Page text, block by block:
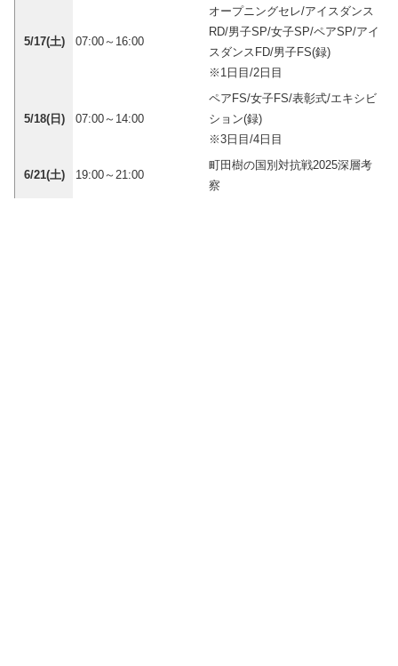
5/17(土) 07:00～16:00
オープニングセレ/アイスダンス
RD/男子SP/女子SP/ペアSP/アイ
スダンスFD/男子FS(録)
※1日目/2日目
5/18(日) 07:00～14:00
ペアFS/女子FS/表彰式/エキシビ
ション(録)
※3日目/4日目
6/21(土) 19:00～21:00
町田樹の国別対抗戦2025深層考
察